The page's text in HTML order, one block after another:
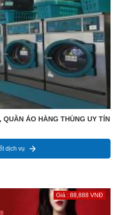
ÁO HÀNG THÙNG UY TÍN
dịch vụ
Giá : 88,888 VNĐ